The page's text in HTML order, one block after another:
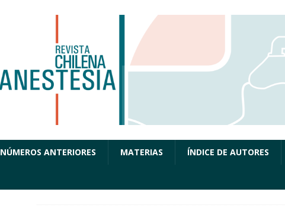
NÚMEROS ANTERIORES MATERIAS ÍNDICE DE AUTORES